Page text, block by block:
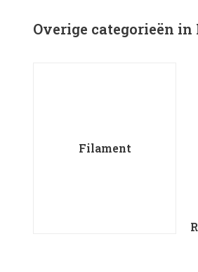
Overige categorieën
Filament